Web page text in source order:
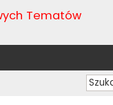
Tematów